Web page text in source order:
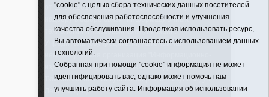
от 10.06. 2016 г. выдано Федеральной службой по
надзору в сфере связи, информационных
технологий и массовых коммуникаций.
Учредитель (соучредители) Автономная
некоммерческая организация "Информационно-
издательский центр "Красная звезда"" (627570,
Тюменская обл., Викуловский р-н, с. Викулово, ул.
Ленина, д. 5).
"cookie" с целью сбора технических данных посетителей
для обеспечения работоспособности и улучшения
качества обслуживания. Продолжая использовать ресурс,
Вы автоматически соглашаетесь с использованием данных
технологий.
Собранная при помощи "cookie" информация не может
идентифицировать вас, однако может помочь нам
улучшить работу сайта. Информация об использовании